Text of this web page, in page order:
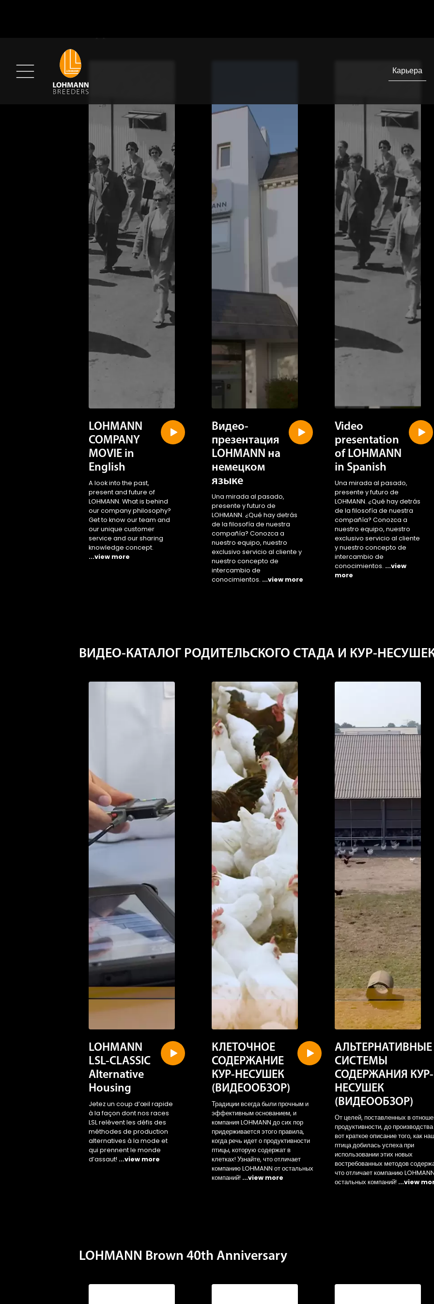
Всегда рекомендуется контролировать состояние
конструкции для подачи корма, поскольку он
распределяется по разным частям вольера. Тогда
можно узнать важную информацию о том, является ли
потребление корма равномерным, достигнут ли
планируемый уровень потребления!
сведения
LOHMANN
COMPANY
MOVIE in
English
A look into the past,
present and future of
LOHMANN. What is behind
our company philosophy?
Get to know our team and
our unique customer
service and our sharing
knowledge concept.
...view more
Видео-
презентация
LOHMANN на
немецком
языке
Una mirada al pasado,
presente y futuro de
LOHMANN. ¿Qué hay detrás
de la filosofía de nuestra
compañía? Conozca a
nuestro equipo, nuestro
exclusivo servicio al cliente y
nuestro concepto de
intercambio de
conocimientos. ...view more
Video
presentation
of LOHMANN
in Spanish
Una mirada al pasado,
presente y futuro de
LOHMANN. ¿Qué hay detrás
de la filosofía de nuestra
compañía? Conozca a
nuestro equipo, nuestro
exclusivo servicio al cliente
y nuestro concepto de
intercambio de
conocimientos. ...view
more
ВИДЕО-КАТАЛОГ РОДИТЕЛЬСКОГО СТАДА И КУР-
LOHMANN
LSL-CLASSIC
Alternative
Housing
Jetez un coup d’œil rapide
à la façon dont nos races
LSL relèvent les défis des
méthodes de production
alternatives à la mode et
qui prennent le monde
d’assaut! ...view more
КЛЕТОЧНОЕ
СОДЕРЖАНИЕ
КУР-НЕСУШЕК
(ВИДЕООБЗОР)
Традиции всегда были прочным и
эффективным основанием, и
компания LOHMANN до сих пор
придерживается этого правила,
когда речь идет о продуктивности
птицы, которую содержат в
клетках! Узнайте, что отличает
компанию LOHMANN от остальных
компаний! ...view more
АЛЬТЕРНАТИВНЫЕ
СИСТЕМЫ
СОДЕРЖАНИЯ КУР-
НЕСУШЕК
(ВИДЕООБЗОР)
От целей, поставленных в
продуктивности, до
вот краткое описание того, как
птица добилась успеха при
использовании этих новых
востребованных методов
что отличает компанию
остальных компаний! ...view
LOHMANN Brown 40th Anniversary